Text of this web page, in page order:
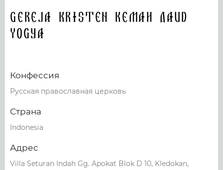
Gereja Kristen Kemah Daud
Yogya
Конфессия
Русская православная церковь
Страна
Indonesia
Адрес
Villa Seturan Indah Gg. Apokat Blok D 10, Kledokan,